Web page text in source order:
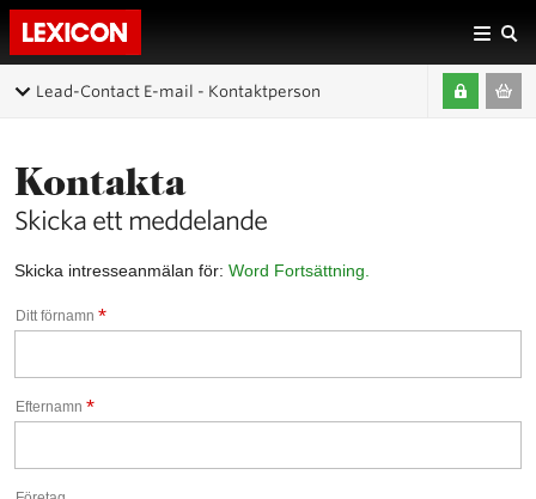
Lead-Contact E-mail - Kontaktperson
Kontakta
Skicka ett meddelande
Skicka intresseanmälan för: Word Fortsättning.
Ditt förnamn *
Efternamn *